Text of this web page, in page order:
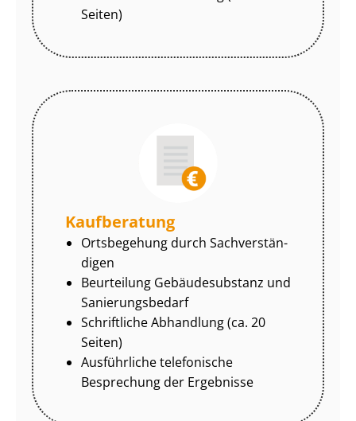
Seiten)
Kaufberatung
Ortsbegehung durch Sach­ver­stän­
di­gen
Beurteilung Gebäudesubstanz und
Sa­nie­rungs­be­darf
Schriftliche Abhandlung (ca. 20
Seiten)
Ausführliche telefonische
Besprechung der Ergebnisse